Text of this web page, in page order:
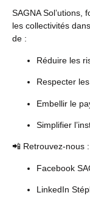
SAGNA Sol’utions,
les collectivités
de :
Réduire les
Respecter
Embellir le
Simplifier
📲 Retrouvez-nous :
Facebook
LinkedIn